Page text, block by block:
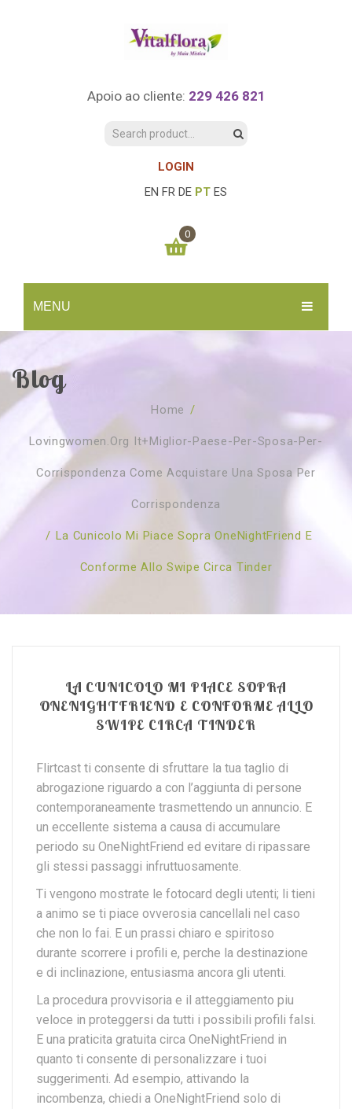
Apoio ao cliente: 229 426 821
LOGIN
EN FR DE PT ES
MENU
SOBRE NÓS
Revenda
Publicações
Agenda
Marcação Online
Florais St. Germain
O Fundamento
Curso Barras Access
TESTE ONLINE
CONSULTAS
Florais Sant Germain
Barras de Access
Acces Facelifit
Florais St. Germain
Bom coração
CONTACTO
0
You have no items in your shopping cart
SUBTOTAL: 0.00€
Blog
Home /
Lovingwomen.org It+miglior-Paese-Per-Sposa-Per-
Corrispondenza Come Acquistare Una Sposa Per
Corrispondenza
/ La Cunicolo Mi Piace Sopra OneNightFriend E
Conforme Allo Swipe Circa Tinder
LA CUNICOLO MI PIACE SOPRA
ONENIGHTFRIEND E CONFORME ALLO
SWIPE CIRCA TINDER
Flirtcast ti consente di sfruttare la tua taglio di
abrogazione riguardo a con l’aggiunta di persone
contemporaneamente trasmettendo un annuncio. E
un eccellente sistema a causa di accumulare
periodo su OneNightFriend ed evitare di ripassare
gli stessi passaggi infruttuosamente.
Ti vengono mostrate le fotocard degli utenti; li tieni
a animo se ti piace ovverosia cancellali nel caso
che non lo fai. E un prassi chiaro e spiritoso
durante scorrere i profili e, perche la destinazione
e di inclinazione, entusiasma ancora gli utenti.
La procedura provvisoria e il atteggiamento piu
veloce in proteggersi da tutti i possibili profili falsi.
E una praticita gratuita circa OneNightFriend in
quanto ti consente di personalizzare i tuoi
suggerimenti. Ad esempio, attivando la
incombenza, chiedi a OneNightFriend solo di